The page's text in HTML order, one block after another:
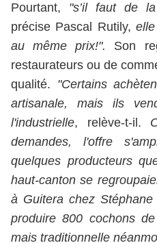
Pourtant, "s’il faut de
précise Pascal Rutily,
au même prix!".
Son
restaurateurs ou de
qualité. "Certains
artisanale, mais ils
l'industrielle, relève-t-il.
demandes, l'offre
quelques producteurs
haut-canton se
à Guitera chez
produire 800 cochons
mais traditionnelle